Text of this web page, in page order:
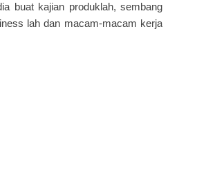
buat kajian produklah, sembang
lah dan macam-macam kerja